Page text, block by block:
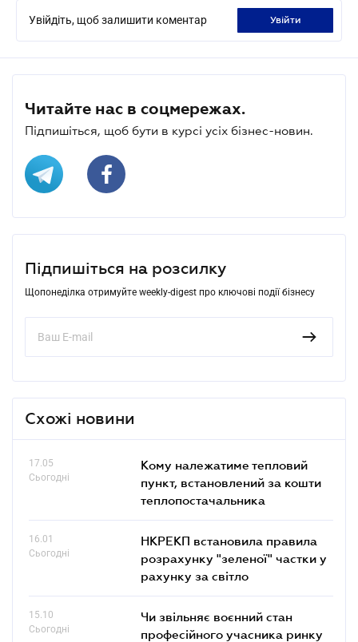
Увійдіть, щоб залишити коментар увійти
Читайте нас в соцмережах.
Підпишіться, щоб бути в курсі усіх бізнес-новин.
Підпишіться на розсилку
Щопонеділка отримуйте weekly-digest про ключові події бізнесу
Схожі новини
17.05
Сьогодні
Кому належатиме тепловий
пункт, встановлений за кошти
теплопостачальника
16.01
Сьогодні
НКРЕКП встановила правила
розрахунку "зеленої" частки у
рахунку за світло
15.10
Сьогодні
Чи звільняє воєнний стан
професійного учасника ринку